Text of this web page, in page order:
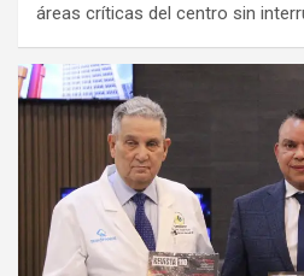
áreas críticas del centro sin